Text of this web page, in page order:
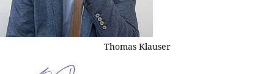
Thomas Klauser